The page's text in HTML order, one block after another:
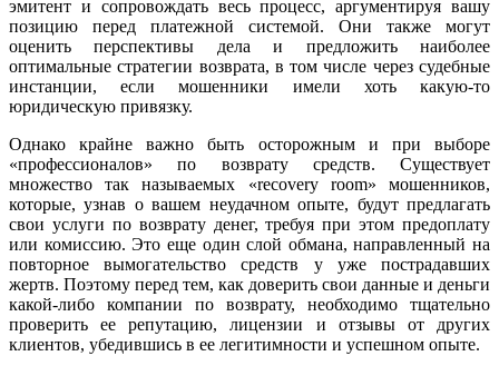
эмитент и сопровождать весь процесс, аргументируя вашу
позицию перед платежной системой. Они также могут
оценить перспективы дела и предложить наиболее
оптимальные стратегии возврата, в том числе через судебные
инстанции, если мошенники имели хоть какую-то
юридическую привязку.
Однако крайне важно быть осторожным и при выборе
«профессионалов» по возврату средств. Существует
множество так называемых «recovery room» мошенников,
которые, узнав о вашем неудачном опыте, будут предлагать
свои услуги по возврату денег, требуя при этом предоплату
или комиссию. Это еще один слой обмана, направленный на
повторное вымогательство средств у уже пострадавших
жертв. Поэтому перед тем, как доверить свои данные и деньги
какой-либо компании по возврату, необходимо тщательно
проверить ее репутацию, лицензии и отзывы от других
клиентов, убедившись в ее легитимности и успешном опыте.